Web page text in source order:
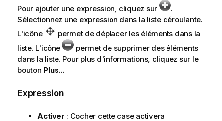
Pour ajouter une expression, cliquez sur
.
Sélectionnez une expression dans la liste déroulante.
L'icône
permet de déplacer les éléments dans la
liste. L'icône
permet de supprimer des éléments
dans la liste. Pour plus d'informations, cliquez sur le
bouton Plus...
Expression
Activer : Cocher cette case activera